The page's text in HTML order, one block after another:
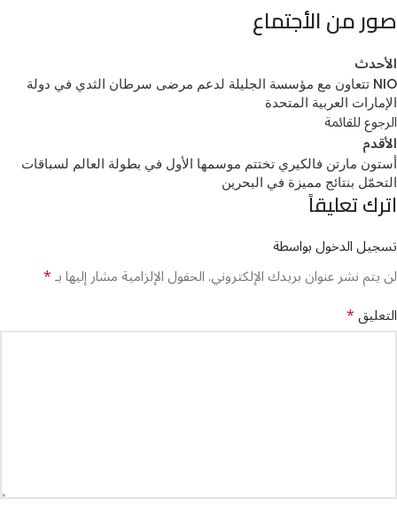
صور من الأجتماع
الأحدث
NIO تتعاون مع مؤسسة الجليلة لدعم مرضى سرطان الثدي في دولة
الإمارات العربية المتحدة
الرجوع للقائمة
الأقدم
أستون مارتن فالكيري تختتم موسمها الأول في بطولة العالم لسباقات
التحمّل بنتائج مميزة في البحرين
اترك تعليقاً
تسجيل الدخول بواسطة
لن يتم نشر عنوان بريدك الإلكتروني.الحقول الإلزامية مشار إليها بـ*
التعليق*